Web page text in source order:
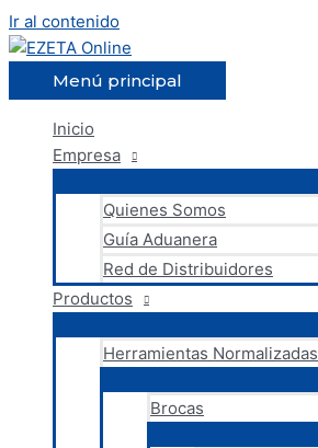
Ir al contenido
Menú principal
Inicio
Empresa
Quienes Somos
Guía Aduanera
Red de Distribuidores
Productos
Herramientas Normalizadas
Brocas